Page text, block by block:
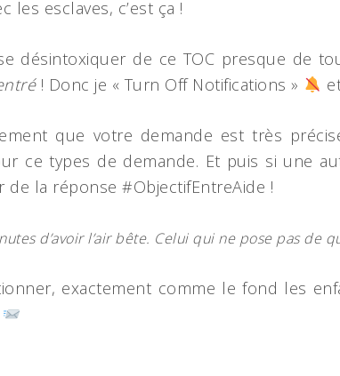
les esclaves, c’est ça !
désintoxiquer de ce TOC presque de
! Donc je « Turn Off Notifications »
que votre demande est très
ce types de demande. Et puis si une
la réponse #ObjectifEntreAide !
d’avoir l’air bête. Celui qui ne pose pas de
exactement comme le fond les